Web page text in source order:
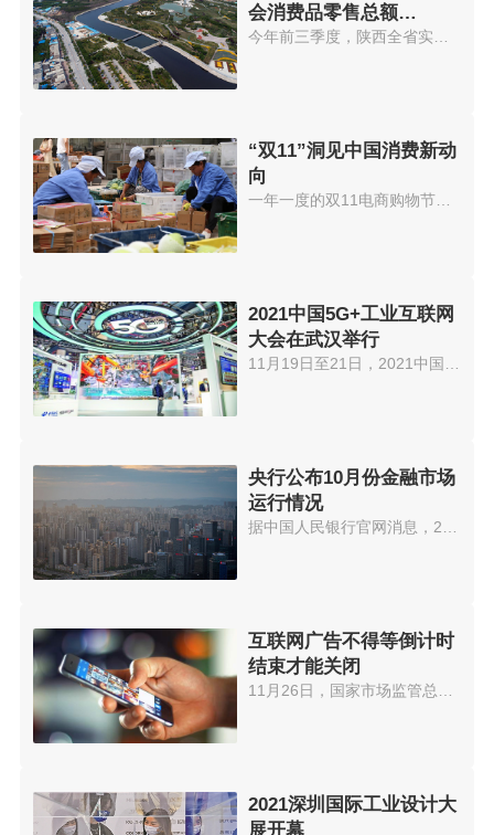
会消费品零售总额
7415.78亿元
“双11”洞见中国消费新动
向
一年一度的双11电商购物节，再次...
2021中国5G+工业互联网
大会在武汉举行
央行公布10月份金融市场
运行情况
互联网广告不得等倒计时
结束才能关闭
11月26日，国家市场监管总局就《...
2021深圳国际工业设计大
展开幕